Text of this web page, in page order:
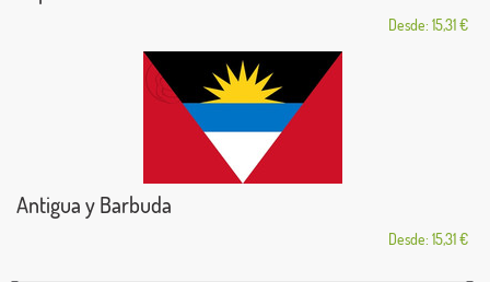
Desde: 15,31 €
Antigua y Barbuda
Desde: 15,31 €